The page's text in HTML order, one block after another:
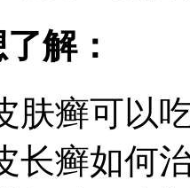
解：
肤癣可以
长癣如何